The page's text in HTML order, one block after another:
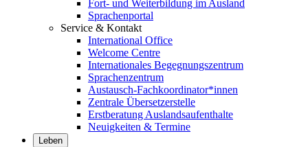
Fort- und Weiterbildung im Ausland
Sprachenportal
Service & Kontakt
International Office
Welcome Centre
Internationales Begegnungszentrum
Sprachenzentrum
Austausch-Fachkoordinator*innen
Zentrale Übersetzerstelle
Erstberatung Auslandsaufenthalte
Neuigkeiten & Termine
Leben